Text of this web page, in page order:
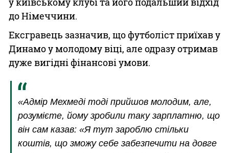
до Німеччини.
Ексгравець зазначив, що футболіст приїхав у
Динамо у молодому віці, але одразу отримав
дуже вигідні фінансові умови.
«Адмір Мехмеді тоді прийшов молодим, але,
розумієте, йому зробили таку зарплатню, що
він сам казав: «Я тут зароблю стільки
коштів, що зможу себе забезпечити на довге